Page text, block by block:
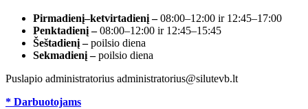
Pirmadienį–ketvirtadienį –08:00–12:00 ir 12:45–17:00
Penktadienį –08:00–12:00 ir 12:45–15:45
Šeštadienį –poilsio diena
Sekmadienį –poilsio diena
Puslapio administratorius administratorius@silutevb.lt
* Darbuotojams